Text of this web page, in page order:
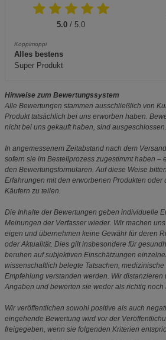
5.0 / 5.0
Koppimoppi
Alles bestens
Super Produkt
Hinweise zum Bewertungssystem
Alle Bewertungen stammen ausschließlich von
Produkt tatsächlich bei uns erworben haben.
nicht bei uns gekauft haben, sind ausgeschlossen.
In angemessenem Zeitabstand nach dem
sofern sie im Bestellprozess zugestimmt haben –
den Bewertungsformularen. Auf diese Weise
Erfahrungen mit den erworbenen Produkten oder
Käufern zu teilen.
Die Inhalte der Bewertungen geben individuelle
Meinungen der Verfasser wieder. Wir machen
eigen und übernehmen keine Gewähr für deren
oder Aktualität. Dies gilt insbesondere für
beruhen auf subjektiven Einschätzungen
wissenschaftlich belegte Tatsachen,
Empfehlung verstanden werden. Wir
Angaben und bewerten sie weder als richtig noch
Wir veröffentlichen sowohl positive als auch
eingehende Bewertung wird vor der
freigegeben, wenn sie folgenden Kriterien